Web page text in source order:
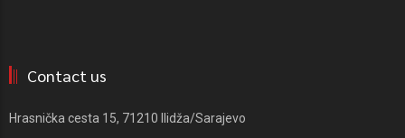
Contact us
Hrasnička cesta 15, 71210 Ilidža/Sarajevo